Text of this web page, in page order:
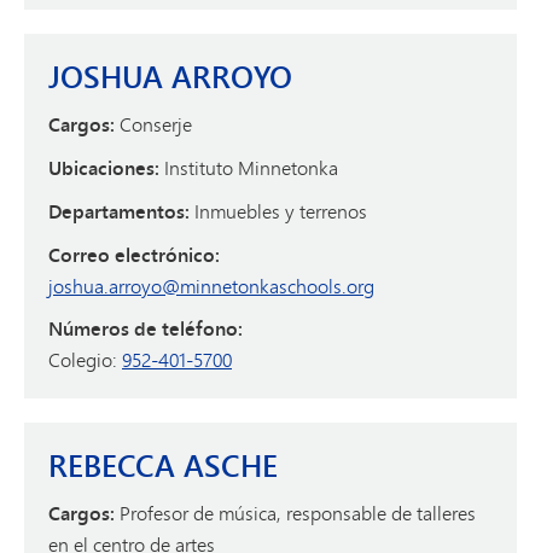
JOSHUA ARROYO
Cargos: Conserje
Ubicaciones: Instituto Minnetonka
Departamentos: Inmuebles y terrenos
Correo electrónico:
joshua.arroyo@minnetonkaschools.org
Números de teléfono:
Colegio: 952-401-5700
REBECCA ASCHE
Cargos: Profesor de música, responsable de talleres
en el centro de artes